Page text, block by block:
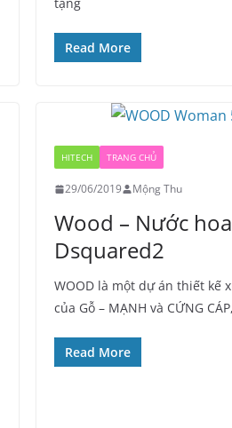
Read More
HITECH TRANG CHỦ
29/06/2019 Mộng Thu
Wood – Nước
Dsquared2
WOOD là một dự án thiết kế
của Gỗ – MẠNH và CỨNG
Read More